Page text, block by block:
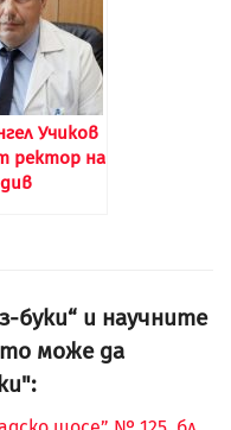
Учиков
ректор на
буки“ и научните
може да